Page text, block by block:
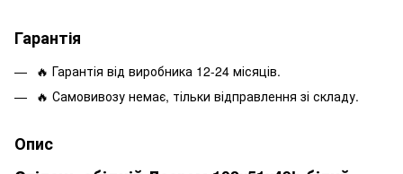
Гарантія
🔥 Гарантія від виробника 12-24 місяців.
🔥 Самовивозу немає, тільки відправлення зі складу.
Опис